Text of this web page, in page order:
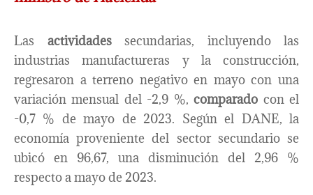
Las actividades secundarias, incluyendo las
industrias manufactureras y la construcción,
regresaron a terreno negativo en mayo con una
variación mensual del -2,9 %,comparado con el
-0,7 % de mayo de 2023. Según el DANE, la
economía proveniente del sector secundario se
ubicó en 96,67, una disminución del 2,96 %
respecto a mayo de 2023.